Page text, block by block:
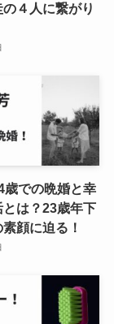
４人に繋がり
歳での晩婚と幸
は？23歳年下
顔に迫る！